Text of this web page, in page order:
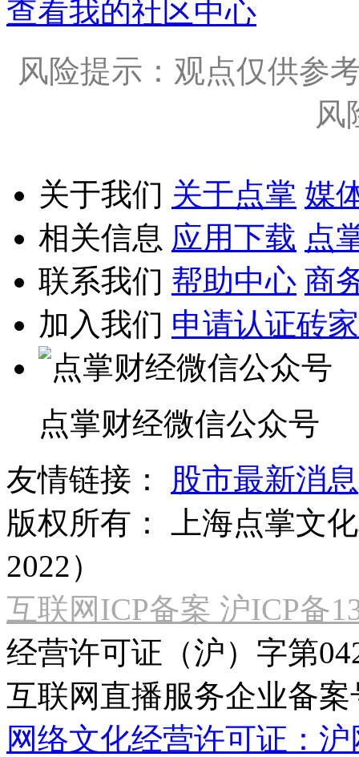
查看我的社区中心
风险提示：观点仅供参
风
关于我们 关于点掌 媒
相关信息 应用下载 点
联系我们 帮助中心 商
加入我们 申请认证砖家
点掌财经微信公众号
友情链接：
股市最新消息
版权所有：
上海点掌文
2022）
互联网ICP备案 沪ICP备
经营许可证（沪）字第
互联网直播服务企业备案
网络文化经营许可证：